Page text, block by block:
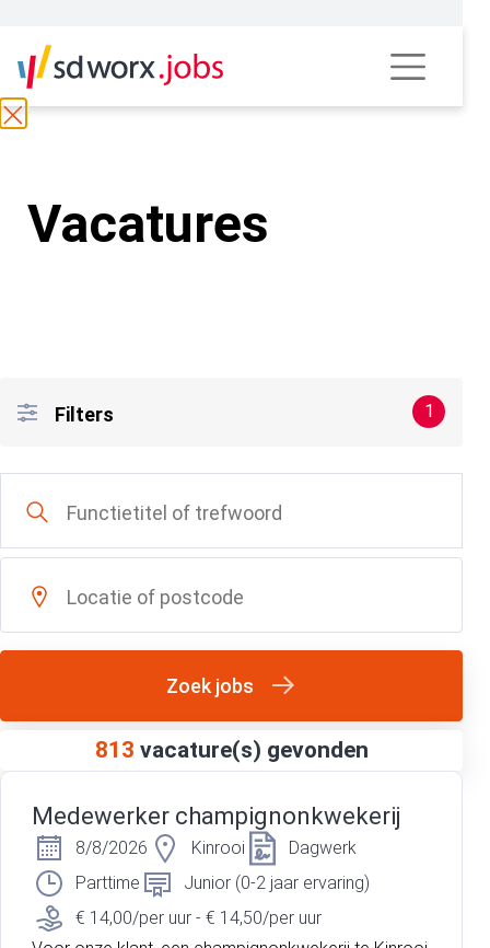
Vacatures
Filters 1
Zoek jobs
813 vacature(s) gevonden
Medewerker champignonkwekerij
8/8/2026 Kinrooi
Dagwerk
Parttime
Junior (0-2 jaar ervaring)
€ 14,00/per uur - € 14,50/per uur